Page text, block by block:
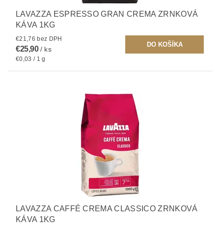
LAVAZZA ESPRESSO GRAN CREMA ZRNKOVÁ
KÁVA 1KG
€21,76 bez DPH
€25,90/ ks
€0,03 / 1 g
LAVAZZA CAFFÉ CREMA CLASSICO ZRNKOVÁ
KÁVA 1KG